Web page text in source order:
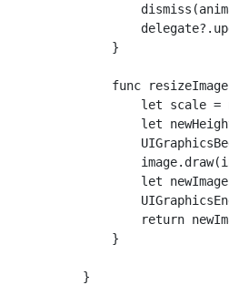
    }
func
let scale =
let
let
return
    }
}